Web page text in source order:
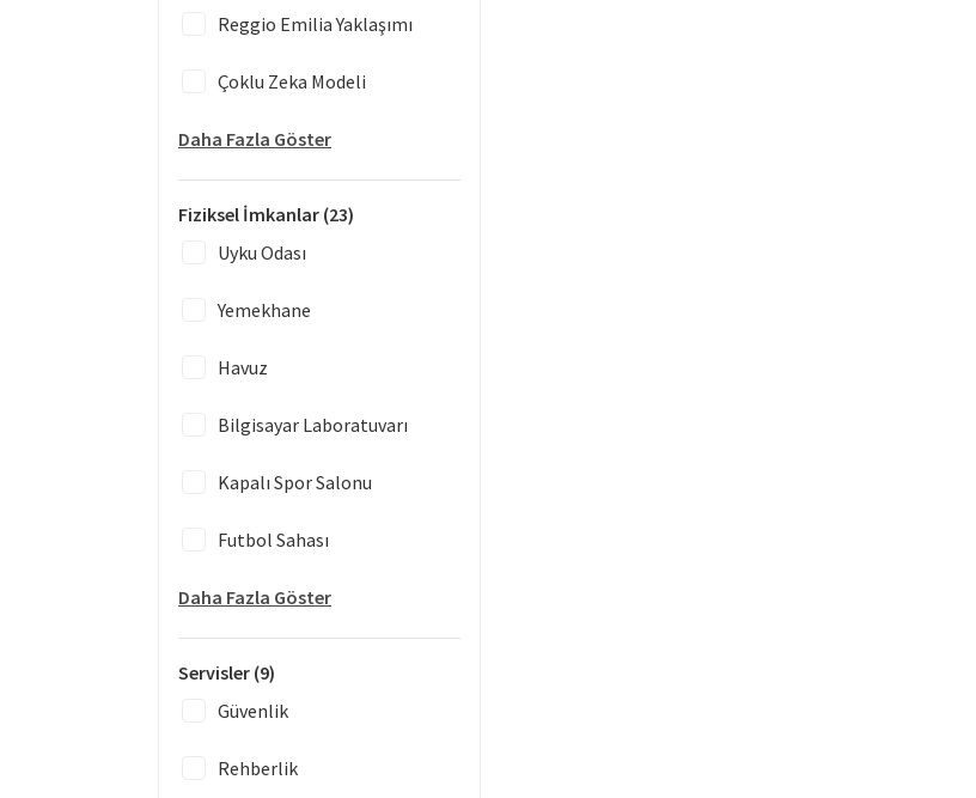
Reggio Emilia Yaklaşımı
Çoklu Zeka Modeli
Daha Fazla Göster
Fiziksel İmkanlar (23)
Uyku Odası
Yemekhane
Havuz
Bilgisayar Laboratuvarı
Kapalı Spor Salonu
Futbol Sahası
Daha Fazla Göster
Servisler (9)
Güvenlik
Rehberlik